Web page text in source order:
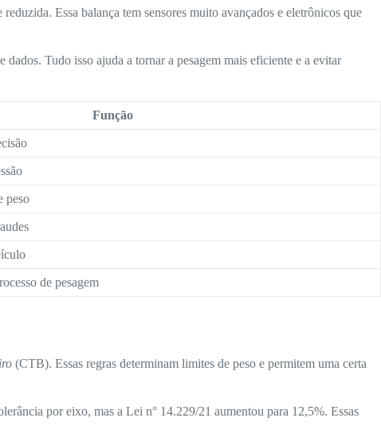
Essa balança tem sensores muito avançados e eletrônicos que
dados. Tudo isso ajuda a tornar a pesagem mais eficiente e a evitar
Função
peso
de pesagem
(CTB). Essas regras determinam limites de peso e permitem uma certa
por eixo, mas a Lei n° 14.229/21 aumentou para 12,5%. Essas